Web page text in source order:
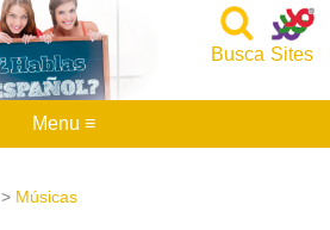
Sites
Busca
Músicas